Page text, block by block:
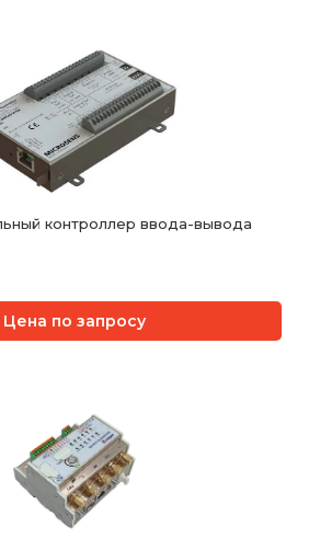
контроллер ввода-вывода
Цена по запросу